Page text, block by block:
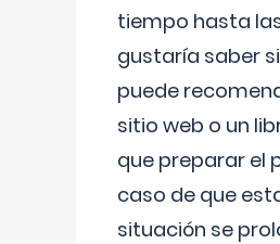
tiempo hasta
gustaría saber
puede
sitio web o un
que preparar el
caso de que
situación se